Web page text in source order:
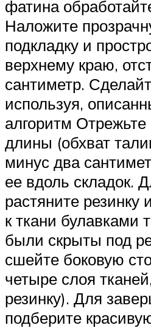
фатина
Наложите
подкладку и
верхнему краю,
сантиметр.
используя,
алгоритм Отрежьте
длины (обхват
минус два
ее вдоль складок.
растяните резинку
к ткани булавками
были скрыты под
сшейте боковую
четыре слоя
резинку). Для
подберите